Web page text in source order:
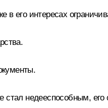
его интересах
стал недееспособным,